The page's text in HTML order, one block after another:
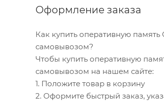
Оформление заказа
Как купить оперативную память
самовывозом?
Чтобы купить оперативную
самовывозом на нашем сайте:
1. Положите товар в корзину
2. Оформите быстрый заказ,